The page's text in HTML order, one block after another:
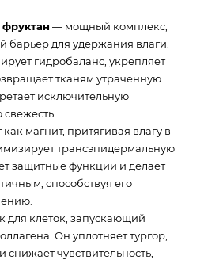
фруктан — мощный комплекс,
для удержания влаги.
гидробаланс, укрепляет
тканям утраченную
исключительную
магнит, притягивая влагу в
трансэпидермальную
защитные функции и делает
способствуя его
для клеток, запускающий
Он уплотняет тургор,
чувствительность,